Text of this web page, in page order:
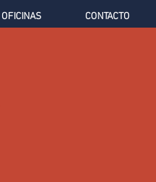
OFICINAS CONTACTO